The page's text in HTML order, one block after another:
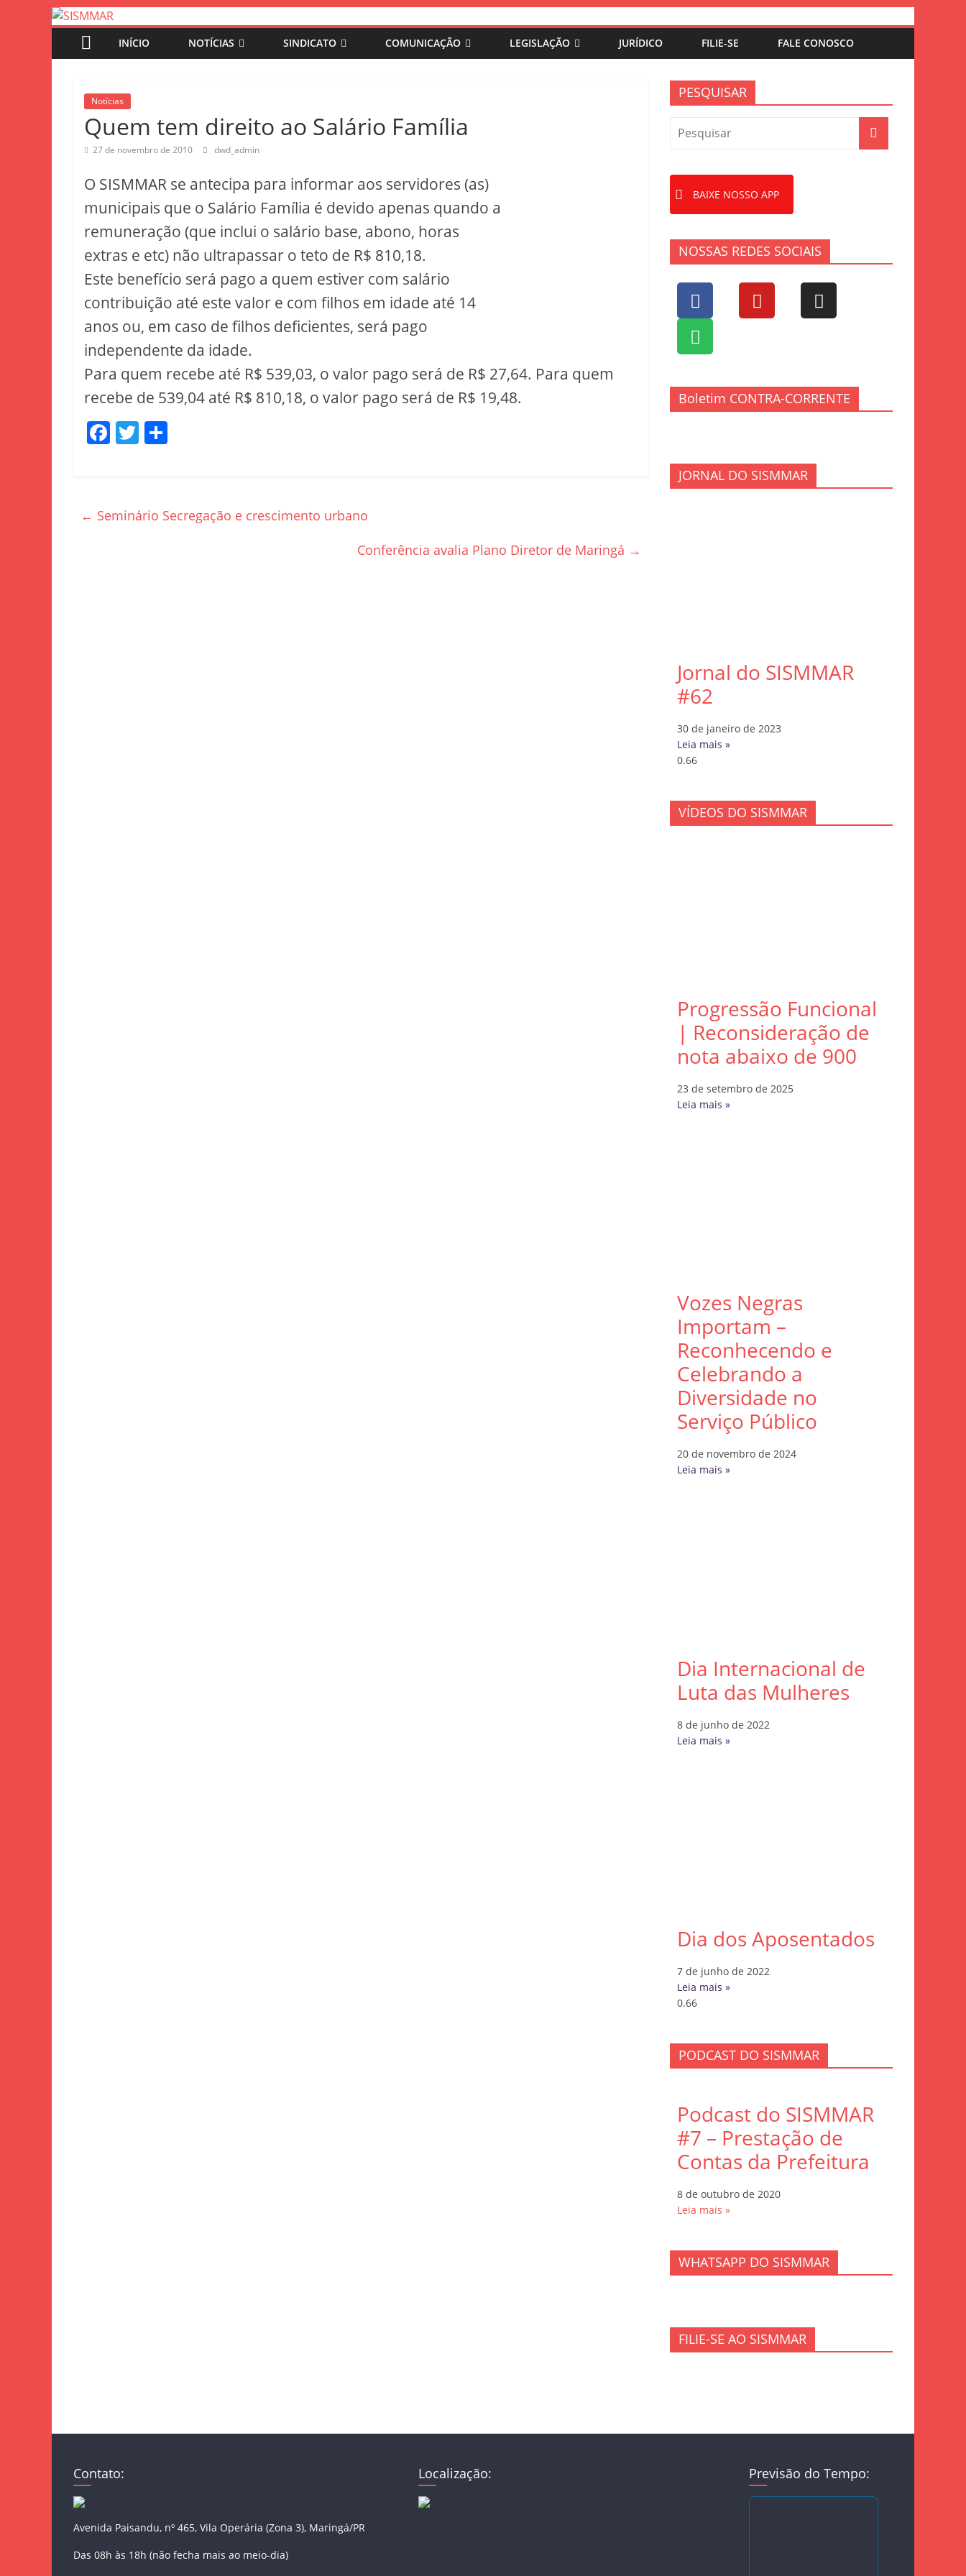
INÍCIO NOTÍCIAS SINDICATO COMUNICAÇÃO LEGISLAÇÃO JURÍDICO FILIE-SE FALE CONOSCO
Notícias
Quem tem direito ao Salário Família
27 de novembro de 2010 dwd_admin
O SISMMAR se antecipa para informar aos servidores (as)
municipais que o Salário Família é devido apenas quando a
remuneração (que inclui o salário base, abono, horas
extras e etc) não ultrapassar o teto de R$ 810,18.
Este benefício será pago a quem estiver com salário
contribuição até este valor e com filhos em idade até 14
anos ou, em caso de filhos deficientes, será pago
independente da idade.
Para quem recebe até R$ 539,03, o valor pago será de R$ 27,64. Para quem
recebe de 539,04 até R$ 810,18, o valor pago será de R$ 19,48.
F
b
T
← Seminário Secregação e crescimento urbano
Conferência avalia Plano Diretor de Maringá →
PESQUISAR
BAIXE NOSSO APP
NOSSAS REDES SOCIAIS
Boletim CONTRA-CORRENTE
JORNAL DO SISMMAR
Jornal do SISMMAR
#62
30 de janeiro de 2023
Leia mais »
VÍDEOS DO SISMMAR
Progressão Funcional
| Reconsideração de
nota abaixo de 900
23 de setembro de 2025
Leia mais »
Vozes Negras
Importam –
Reconhecendo e
Celebrando a
Diversidade no
Serviço Público
20 de novembro de 2024
Leia mais »
Dia Internacional de
Luta das Mulheres
8 de junho de 2022
Leia mais »
Dia dos Aposentados
7 de junho de 2022
Leia mais »
PODCAST DO SISMMAR
Podcast do SISMMAR
#7 – Prestação de
Contas da Prefeitura
8 de outubro de 2020
Leia mais »
WHATSAPP DO SISMMAR
FILIE-SE AO SISMMAR
Contato:
Avenida Paisandu, nº 465, Vila Operária (Zona 3), Maringá/PR
Das 08h às 18h (não fecha mais ao meio-dia)
Localização: Previsão do Tempo: